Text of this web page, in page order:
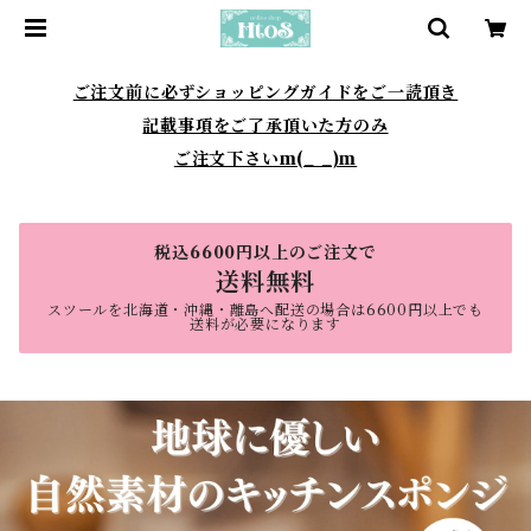
ご注文前に必ずショッピングガイドをご一読頂き
記載事項をご了承頂いた方のみ
ご注文下さいm(_ _)m
税込6600円以上のご注文で
送料無料
スツールを北海道・沖縄・離島へ配送の場合は6600円以上でも
送料が必要になります